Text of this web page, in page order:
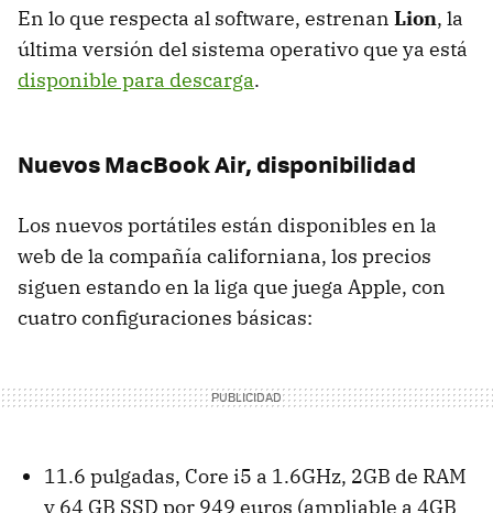
En lo que respecta al software, estrenan Lion, la
última versión del sistema operativo que ya está
disponible para descarga.
Nuevos MacBook Air, disponibilidad
Los nuevos portátiles están disponibles en la
web de la compañía californiana, los precios
siguen estando en la liga que juega Apple, con
cuatro configuraciones básicas:
11.6 pulgadas, Core i5 a 1.6GHz, 2GB de RAM
y 64 GB SSD por 949 euros (ampliable a 4GB